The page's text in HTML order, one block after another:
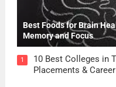
Best Foods for Brain
Memory and Focus
1
10 Best Colleges in
Placements &